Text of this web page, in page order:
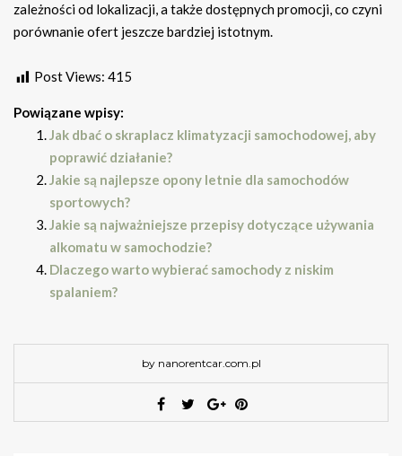
zależności od lokalizacji, a także dostępnych promocji, co czyni
porównanie ofert jeszcze bardziej istotnym.
Post Views: 415
Powiązane wpisy:
Jak dbać o skraplacz klimatyzacji samochodowej, aby
poprawić działanie?
Jakie są najlepsze opony letnie dla samochodów
sportowych?
Jakie są najważniejsze przepisy dotyczące używania
alkomatu w samochodzie?
Dlaczego warto wybierać samochody z niskim
spalaniem?
by nanorentcar.com.pl